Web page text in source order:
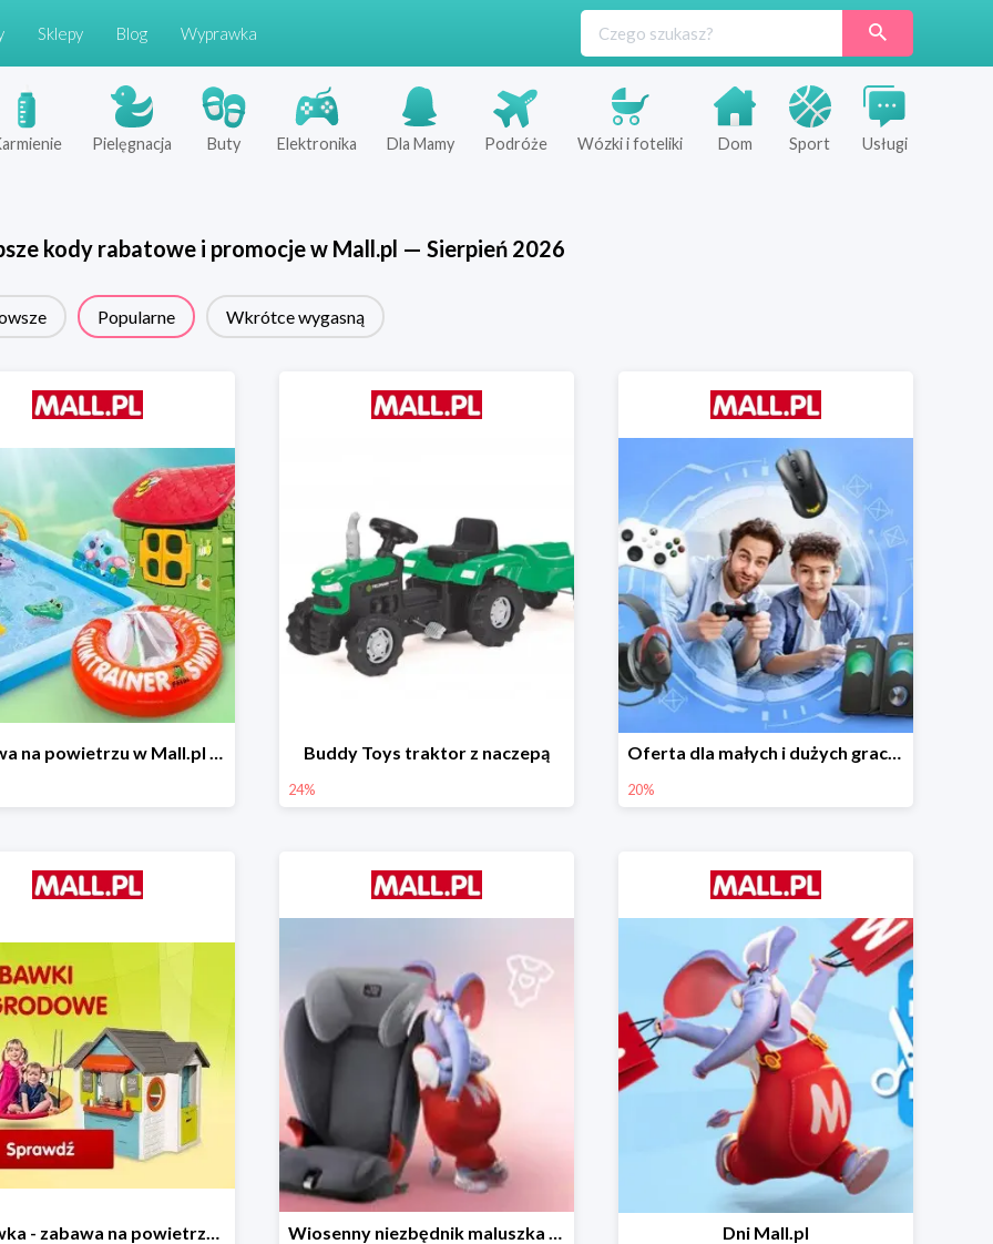
Sklepy Blog Wyprawka
Pielęgnacja Buty Elektronika Dla Mamy Podróże Wózki i foteliki Dom Sport Usługi
kody rabatowe i promocje w Mall.pl — Sierpień 2026
Popularne Wkrótce wygasną
Zabawa na powietrzu w Mall.pl do -50% Buddy Toys traktor z naczepą
24%
Oferta dla małych i dużych graczy w Mall.pl do -20%
20%
Majówka - zabawa na powietrzu do -35% Wiosenny niezbędnik maluszka do -44% taniej Dni Mall.pl